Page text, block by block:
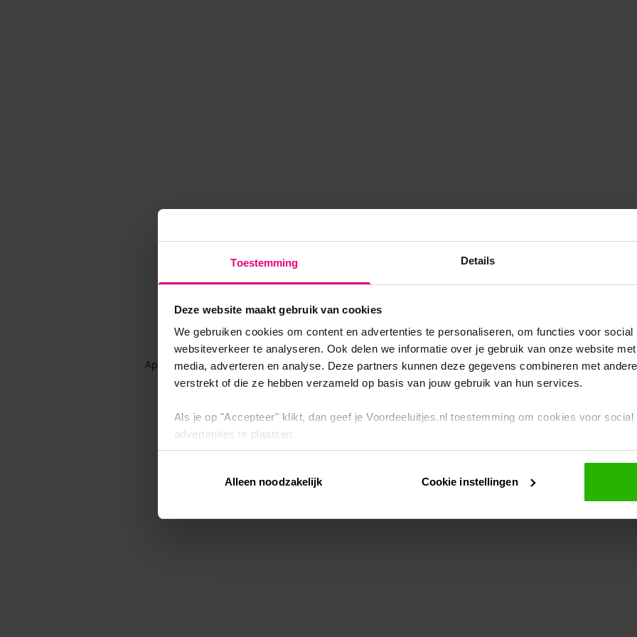
Toestemming Details
Deze website maakt gebruik van cookies
We gebruiken cookies om content en advertenties te personaliseren, om functies voor
websiteverkeer te analyseren. Ook delen we informatie over je gebruik van onze website
media, adverteren en analyse. Deze partners kunnen deze gegevens combineren met
verstrekt of die ze hebben verzameld op basis van jouw gebruik van hun services.
Als je op "Accepteer" klikt, dan geef je Voordeeluitjes.nl toestemming om cookies voor
advertenties te plaatsen.
Via "Cookie instellingen" kun je ook zelf instellen welke cookies worden geplaatst. Je kunt je
intrekken op onscookiebeleid.
Alleen noodzakelijk Cookie instellingen
Application error: a client-side exception has occurred while loadingwww.voordeeluitjes.nl (see the